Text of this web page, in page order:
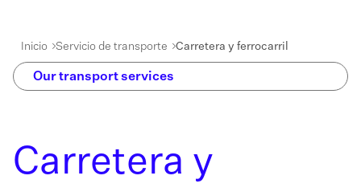
Inicio Servicio de transporte Carretera y ferrocarril
Our transport services
Carretera y